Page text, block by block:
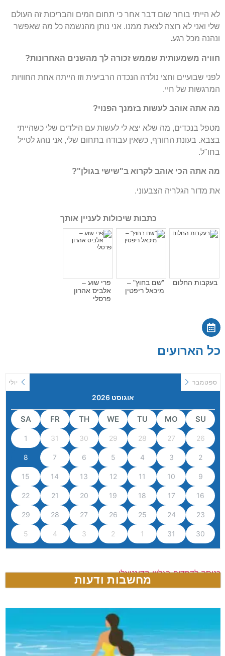
לא הייתי בוחר שום דבר אחר כי תחום המים והבריכות זה העולם
שלי ואני לא רוצה לצאת ממנו. אני נותן מהנשמה כל מה שאפשר
ונהנה מכל רגע.
חוויה משמעותית שממש זכורה לך מהשנים האחרונות?
לפני שבועיים וחצי נולדה הנכדה הרביעית וזו הייתה אחת החוויות
המרגשות של חיי.
מה אתה אוהב לעשות בזמנך הפנוי?
מטפל בנכדים, מה שלא יצא לי לעשות עם הילדים שלי כשהייתי
בצבא. בעונת החורף, כשאין עבודה בתחום שלי, אני נוהג לטייל
בחו"ל.
מה אתה הכי אוהב לקרוא ב"שישי בגולן"?
את מדור הגלריה הצבעוני.
כתבות שיכולות לעניין אותך
בעקבות החלום
"שם בחוץ" –
מיכאל ריפטין
פרי שוע –
אלביס אהרון
פרסלי
כל הארועים
יולי
אוגוסט 2026
ספטמבר
SU
MO
TU
WE
TH
FR
SA
26
27
28
29
30
31
1
2
3
4
5
6
7
8
9
10
11
12
13
14
15
16
17
18
19
20
21
22
23
24
25
26
27
28
29
30
31
1
2
3
4
5
כניסה לדפדוף בגליון הדיגטאלי
מחשבות ודעות